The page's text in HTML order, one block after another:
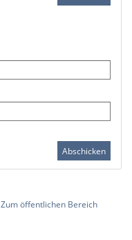
Abschicken
Zum öffentlichen Bereich